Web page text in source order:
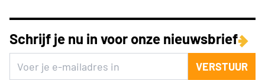
Schrijf je nu in voor onze nieuwsbrief
VERSTUUR